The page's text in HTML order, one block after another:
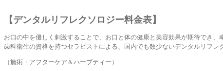
【デンタルリフレクソロジー料金表】
お口の中を優しく刺激することで、お口と体の健康と美容効果が期待でき、
歯科衛生の資格を持つセラピストによる、国内でも数少ないデンタルリフレ
（施術・アフターケア＆ハーブティー）